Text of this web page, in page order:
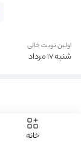
اولین نوبت خالی
شنبه 17 مرداد
خانه